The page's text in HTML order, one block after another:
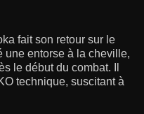
fait son retour sur le
une entorse à la cheville,
le début du combat. Il
technique, suscitant à